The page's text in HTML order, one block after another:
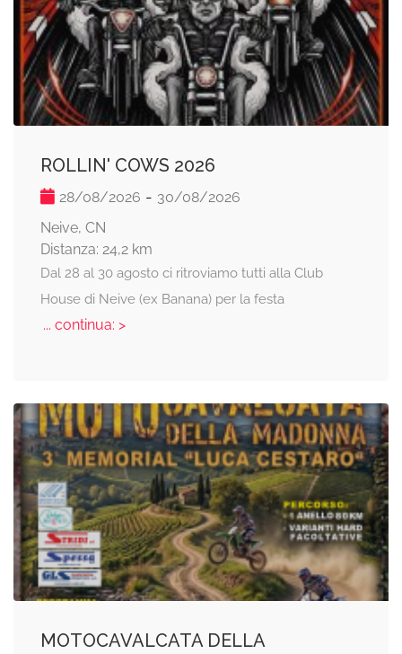
ROLLIN' COWS 2026
28/08/2026 - 30/08/2026
Neive, CN
Distanza: 24,2 km
Dal 28 al 30 agosto ci ritroviamo tutti alla Club
House di Neive (ex Banana) per la festa
... continua: >
MOTOCAVALCATA DELLA